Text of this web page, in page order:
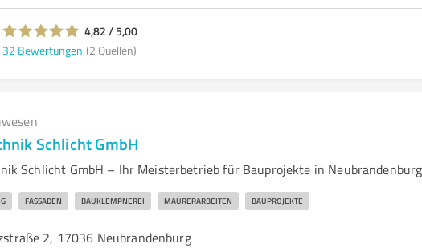
4,82 / 5,00
32 Bewertungen (2 Quellen)
Schlicht GmbH
Schlicht GmbH – Ihr Meisterbetrieb für Bauprojekte in Neubrandenburg
FASSADEN BAUKLEMPNEREI MAURERARBEITEN BAUPROJEKTE
2, 17036 Neubrandenburg